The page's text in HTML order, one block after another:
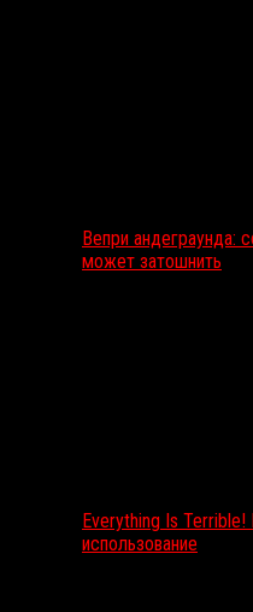
Вепри андеграунда:
может затошнить
Everything Is
использование